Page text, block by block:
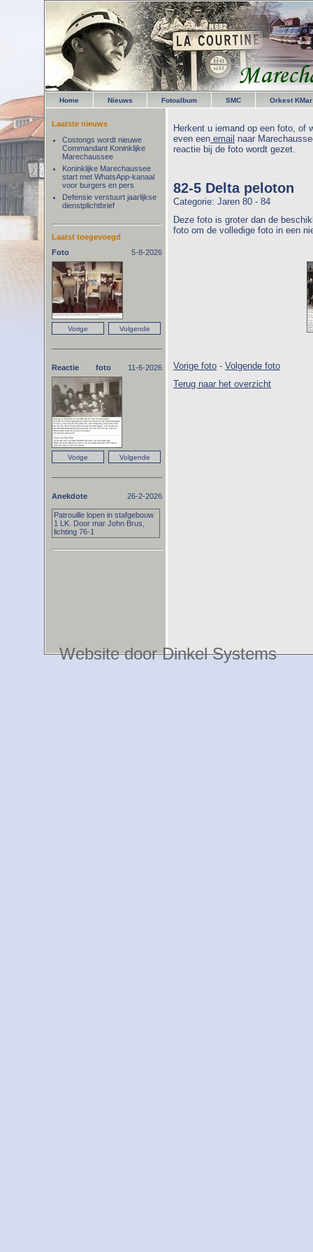
Home Nieuws Fotoalbum SMC Orkest KMar
Herkent u iemand op een foto, of
even een email naar
reactie bij de foto wordt gezet.
82-5 Delta peloton
Categorie: Jaren 80 - 84
Deze foto is groter dan de
foto om de volledige foto in een
Vorige foto - Volgende foto
Terug naar het overzicht
Laatste nieuws
Costongs wordt nieuwe
Commandant Koninklijke
Marechaussee
Koninklijke Marechaussee
start met WhatsApp-kanaal
voor burgers en pers
Defensie verstuurt jaarlijkse
dienstplichtbrief
Laatst toegevoegd
Foto
5-8-2026
Reactie foto 11-6-2026
Anekdote 26-2-2026
Patrouille lopen in stafgebouw
1 LK. Door mar John Brus,
lichting 76-1
Website door Dinkel Systems